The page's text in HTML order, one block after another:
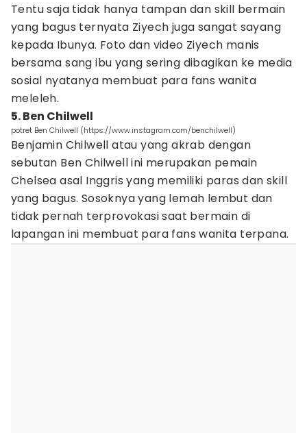
Tentu saja tidak hanya tampan dan skill bermain
yang bagus ternyata Ziyech juga sangat sayang
kepada Ibunya. Foto dan video Ziyech manis
bersama sang ibu yang sering dibagikan ke media
sosial nyatanya membuat para fans wanita
meleleh.
5. Ben Chilwell
potret Ben Chilwell (https://www.instagram.com/benchilwell)
Benjamin Chilwell atau yang akrab dengan
sebutan Ben Chilwell ini merupakan pemain
Chelsea asal Inggris yang memiliki paras dan skill
yang bagus. Sosoknya yang lemah lembut dan
tidak pernah terprovokasi saat bermain di
lapangan ini membuat para fans wanita terpana.